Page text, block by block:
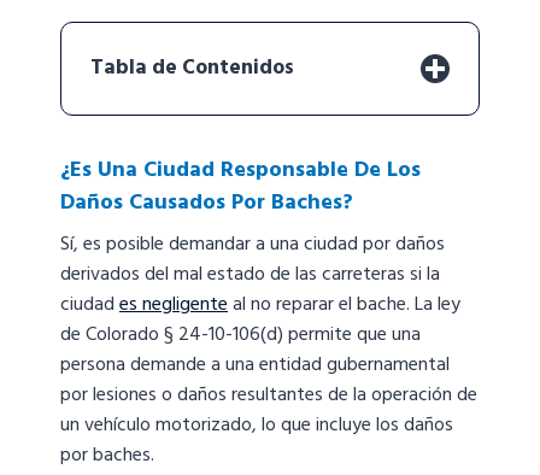
Tabla de Contenidos
¿Es Una Ciudad Responsable De Los
Daños Causados Por Baches?
Sí, es posible demandar a una ciudad por daños
derivados del mal estado de las carreteras si la
ciudades negligenteal no reparar el bache. La ley
de Colorado § 24-10-106(d) permite que una
persona demande a una entidad gubernamental
por lesiones o daños resultantes de la operación de
un vehículo motorizado, lo que incluye los daños
por baches.